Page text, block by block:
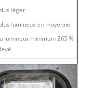
léger
lumineux en moyenne
lumineux minimum 265 %